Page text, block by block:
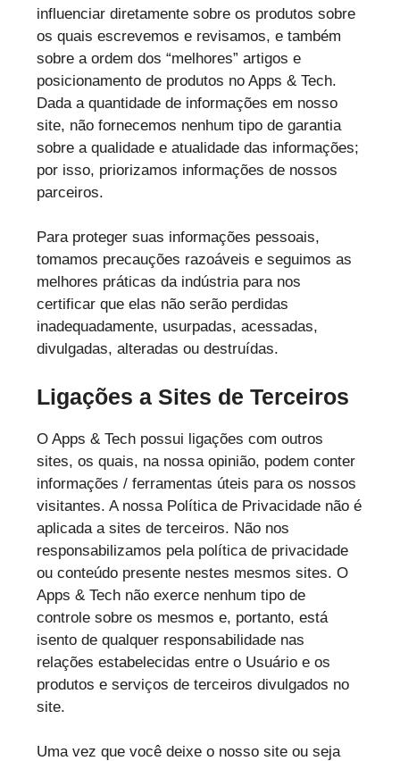
influenciar diretamente sobre os produtos sobre
os quais escrevemos e revisamos, e também
sobre a ordem dos “melhores” artigos e
posicionamento de produtos no Apps & Tech.
Dada a quantidade de informações em nosso
site, não fornecemos nenhum tipo de garantia
sobre a qualidade e atualidade das informações;
por isso, priorizamos informações de nossos
parceiros.
Para proteger suas informações pessoais,
tomamos precauções razoáveis e seguimos as
melhores práticas da indústria para nos
certificar que elas não serão perdidas
inadequadamente, usurpadas, acessadas,
divulgadas, alteradas ou destruídas.
Ligações a Sites de Terceiros
O Apps & Tech possui ligações com outros
sites, os quais, na nossa opinião, podem conter
informações / ferramentas úteis para os nossos
visitantes. A nossa Política de Privacidade não é
aplicada a sites de terceiros. Não nos
responsabilizamos pela política de privacidade
ou conteúdo presente nestes mesmos sites. O
Apps & Tech não exerce nenhum tipo de
controle sobre os mesmos e, portanto, está
isento de qualquer responsabilidade nas
relações estabelecidas entre o Usuário e os
produtos e serviços de terceiros divulgados no
site.
Uma vez que você deixe o nosso site ou seja